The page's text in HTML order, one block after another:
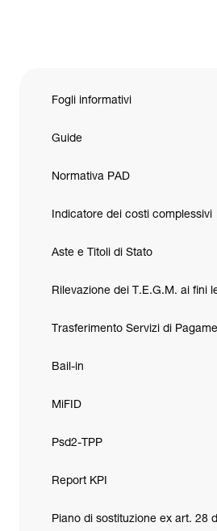
Fogli informativi
Guide
Normativa PAD
Indicatore dei costi complessivi
Aste e Titoli di Stato
Rilevazione dei T.E.G.M. ai fini
Trasferimento Servizi di
Bail-in
MiFID
Psd2-TPP
Report KPI
Piano di sostituzione ex art. 28